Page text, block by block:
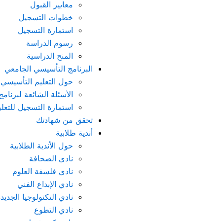
معايير القبول
خطوات التسجيل
استمارة التسجيل
رسوم الدراسة
المنح الدراسية
البرنامج التأسيسي الجامعي
حول التعليم التأسيسي
الأسئلة الشائعة
استمارة التسجيل
تحقق من شهادتك
أندية طلابية
حول الأندية الطلابية
نادي الصحافة
نادي فلسفة العلوم
نادي الإبداع الفني
نادي التكنولوجيا
نادي التطوع